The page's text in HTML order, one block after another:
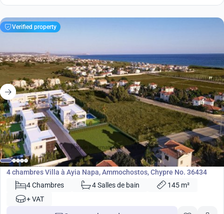
Verified property
€576 000
Villa
4 chambres Villa à Ayia Napa, Ammochostos, Chypre No. 36434
4 Chambres
4 Salles de bain
145 m²
+ VAT